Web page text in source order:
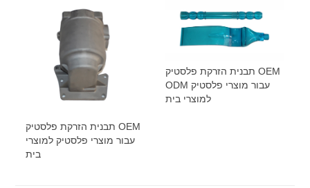
תבנית הזרקת פלסטיק OEM
עבור מוצרי פלסטיק למוצרי
בית
תבנית הזרקת פלסטיק OEM
ODM עבור מוצרי פלסטיק
למוצרי בית